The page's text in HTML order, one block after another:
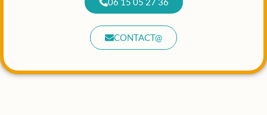
CONTACT@